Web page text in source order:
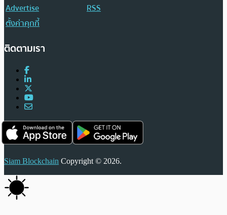
Advertise
RSS
ตั้งค่าคุกกี้
ติดตามเรา
Siam Blockchain Copyright © 2026.